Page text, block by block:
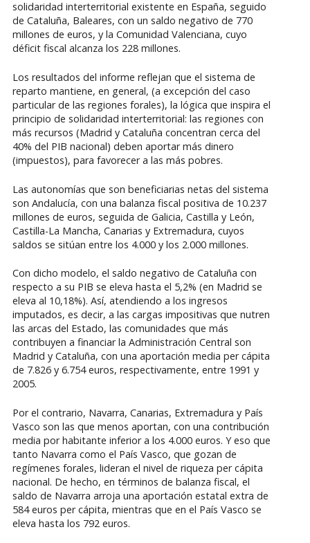
solidaridad interterritorial existente en España, seguido
de Cataluña, Baleares, con un saldo negativo de 770
millones de euros, y la Comunidad Valenciana, cuyo
déficit fiscal alcanza los 228 millones.
Los resultados del informe reflejan que el sistema de
reparto mantiene, en general, (a excepción del caso
particular de las regiones forales), la lógica que inspira el
principio de solidaridad interterritorial: las regiones con
más recursos (Madrid y Cataluña concentran cerca del
40% del PIB nacional) deben aportar más dinero
(impuestos), para favorecer a las más pobres.
Las autonomías que son beneficiarias netas del sistema
son Andalucía, con una balanza fiscal positiva de 10.237
millones de euros, seguida de Galicia, Castilla y León,
Castilla-La Mancha, Canarias y Extremadura, cuyos
saldos se sitúan entre los 4.000 y los 2.000 millones.
Con dicho modelo, el saldo negativo de Cataluña con
respecto a su PIB se eleva hasta el 5,2% (en Madrid se
eleva al 10,18%). Así, atendiendo a los ingresos
imputados, es decir, a las cargas impositivas que nutren
las arcas del Estado, las comunidades que más
contribuyen a financiar la Administración Central son
Madrid y Cataluña, con una aportación media per cápita
de 7.826 y 6.754 euros, respectivamente, entre 1991 y
2005.
Por el contrario, Navarra, Canarias, Extremadura y País
Vasco son las que menos aportan, con una contribución
media por habitante inferior a los 4.000 euros. Y eso que
tanto Navarra como el País Vasco, que gozan de
regímenes forales, lideran el nivel de riqueza per cápita
nacional. De hecho, en términos de balanza fiscal, el
saldo de Navarra arroja una aportación estatal extra de
584 euros per cápita, mientras que en el País Vasco se
eleva hasta los 792 euros.